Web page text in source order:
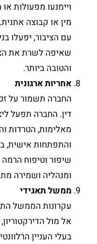
ויימנעו מפעולות
מין או קבוצה
עם הציבור, יפעלו
שאיפה לשרת את
והטובה ביותר.
אחריות ארגונית
החברה תשמור על
דין. החברה תפעל
מאלימות, הטרדות
והתפתחות אישית,
שיפור וטיפוח
ומנהליה ושמירה
ממשל תאגידי
עקרונות הממשל
אל מול
בעלי העניין